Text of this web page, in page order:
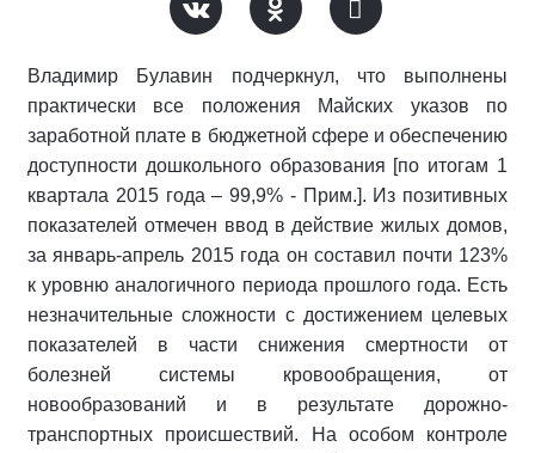
Владимир Булавин подчеркнул, что выполнены
практически все положения Майских указов по
заработной плате в бюджетной сфере и обеспечению
доступности дошкольного образования [по итогам 1
квартала 2015 года – 99,9% - Прим.]. Из позитивных
показателей отмечен ввод в действие жилых домов,
за январь-апрель 2015 года он составил почти 123%
к уровню аналогичного периода прошлого года. Есть
незначительные сложности с достижением целевых
показателей в части снижения смертности от
болезней системы кровообращения, от
новообразований и в результате дорожно-
транспортных происшествий. На особом контроле